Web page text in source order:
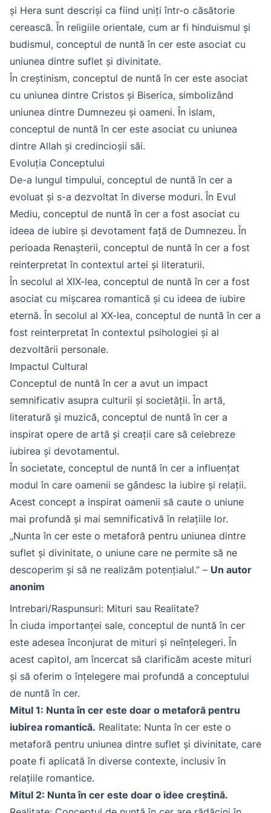
și Hera sunt descriși ca fiind uniți într-o căsătorie
cerească. În religiile orientale, cum ar fi hinduismul și
budismul, conceptul de nuntă în cer este asociat cu
uniunea dintre suflet și divinitate.
În creștinism, conceptul de nuntă în cer este asociat
cu uniunea dintre Cristos și Biserica, simbolizând
uniunea dintre Dumnezeu și oameni. În islam,
conceptul de nuntă în cer este asociat cu uniunea
dintre Allah și credincioșii săi.
Evoluția Conceptului
De-a lungul timpului, conceptul de nuntă în cer a
evoluat și s-a dezvoltat în diverse moduri. În Evul
Mediu, conceptul de nuntă în cer a fost asociat cu
ideea de iubire și devotament față de Dumnezeu. În
perioada Renașterii, conceptul de nuntă în cer a fost
reinterpretat în contextul artei și literaturii.
În secolul al XIX-lea, conceptul de nuntă în cer a fost
asociat cu mișcarea romantică și cu ideea de iubire
eternă. În secolul al XX-lea, conceptul de nuntă în cer a
fost reinterpretat în contextul psihologiei și al
dezvoltării personale.
Impactul Cultural
Conceptul de nuntă în cer a avut un impact
semnificativ asupra culturii și societății. În artă,
literatură și muzică, conceptul de nuntă în cer a
inspirat opere de artă și creații care să celebreze
iubirea și devotamentul.
În societate, conceptul de nuntă în cer a influențat
modul în care oamenii se gândesc la iubire și relații.
Acest concept a inspirat oamenii să caute o uniune
mai profundă și mai semnificativă în relațiile lor.
„Nunta în cer este o metaforă pentru uniunea dintre
suflet și divinitate, o uniune care ne permite să ne
descoperim și să ne realizăm potențialul.” – Un autor
anonim
Intrebari/Raspunsuri: Mituri sau Realitate?
În ciuda importanței sale, conceptul de nuntă în cer
este adesea înconjurat de mituri și neînțelegeri. În
acest capitol, am încercat să clarificăm aceste mituri
și să oferim o înțelegere mai profundă a conceptului
de nuntă în cer.
Mitul 1: Nunta în cer este doar o metaforă pentru
iubirea romantică. Realitate: Nunta în cer este o
metaforă pentru uniunea dintre suflet și divinitate, care
poate fi aplicată în diverse contexte, inclusiv în
relațiile romantice.
Mitul 2: Nunta în cer este doar o idee creștină.